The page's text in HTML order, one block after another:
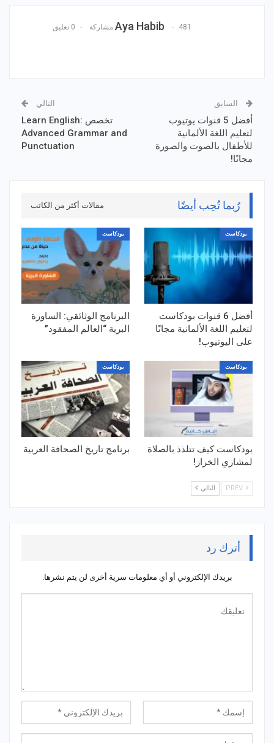
Aya Habib 481 مشاركة 0 تعليق
السابق
أفضل 5 قنوات يوتيوب
لتعليم اللغة الألمانية
للأطفال بالصوت والصورة
مجانًا!
التالي
تخصص Learn English:
Advanced Grammar and
Punctuation
رُبما تُحِب أيضًا مقالات أكثر من الكاتب
بودكاست
أفضل 6 قنوات بودكاست
لتعليم اللغة الألمانية مجانًا
على اليوتيوب!
بودكاست
البرنامج الوثائقي: الساورة
البرية “العالم المفقود”
بودكاست
بودكاست كيف تتلذذ بالصلاة
لمشاري الخراز!
بودكاست
برنامج تاريخ الصحافة العربية
التالي
أترك رد
بريدك الإلكتروني أو أي معلومات سرية أخرى لن يتم نشرها.